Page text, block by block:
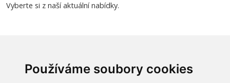
Používáme soubory cookies
Vyberte si z naší aktuální nabídky.